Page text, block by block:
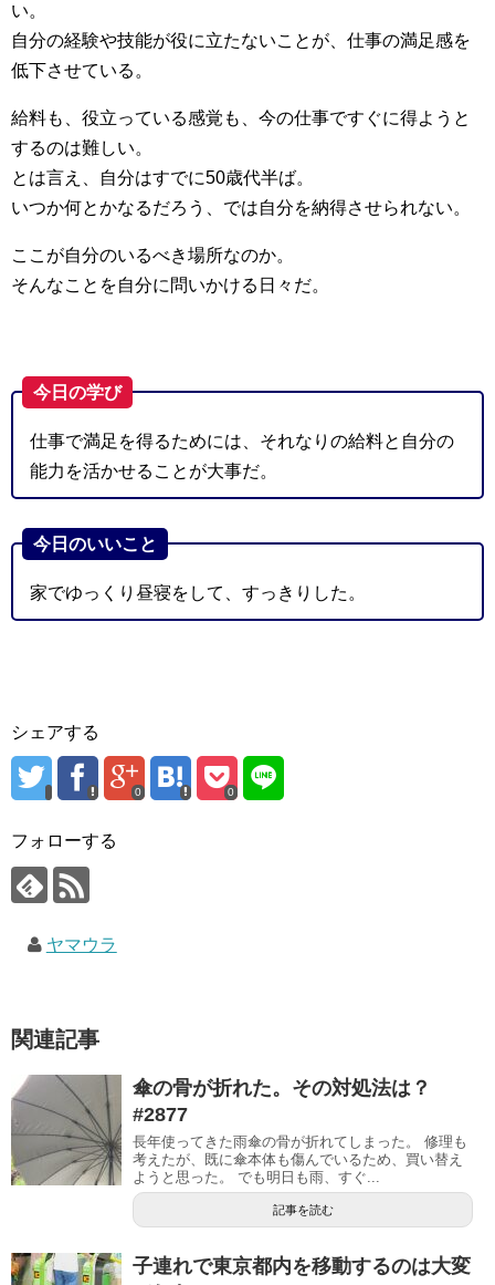
い。
自分の経験や技能が役に立たないことが、仕事の満足感を
低下させている。
給料も、役立っている感覚も、今の仕事ですぐに得ようと
するのは難しい。
とは言え、自分はすでに50歳代半ば。
いつか何とかなるだろう、では自分を納得させられない。
ここが自分のいるべき場所なのか。
そんなことを自分に問いかける日々だ。
今日の学び
仕事で満足を得るためには、それなりの給料と自分の
能力を活かせることが大事だ。
今日のいいこと
家でゆっくり昼寝をして、すっきりした。
シェアする
0 0
フォローする
ヤマウラ
関連記事
傘の骨が折れた。その対処法は？
#2877
長年使ってきた雨傘の骨が折れてしまった。 修理も
考えたが、既に傘本体も傷んでいるため、買い替え
ようと思った。 でも明日も雨、すぐ...
記事を読む
子連れで東京都内を移動するのは大変